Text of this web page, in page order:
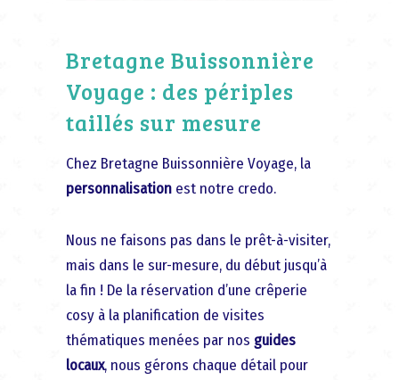
Bretagne Buissonnière
Voyage : des périples
taillés sur mesure
Chez Bretagne Buissonnière Voyage, la
personnalisation est notre credo.
Nous ne faisons pas dans le prêt-à-visiter,
mais dans le sur-mesure, du début jusqu’à
la fin ! De la réservation d’une crêperie
cosy à la planification de visites
thématiques menées par nos guides
locaux, nous gérons chaque détail pour